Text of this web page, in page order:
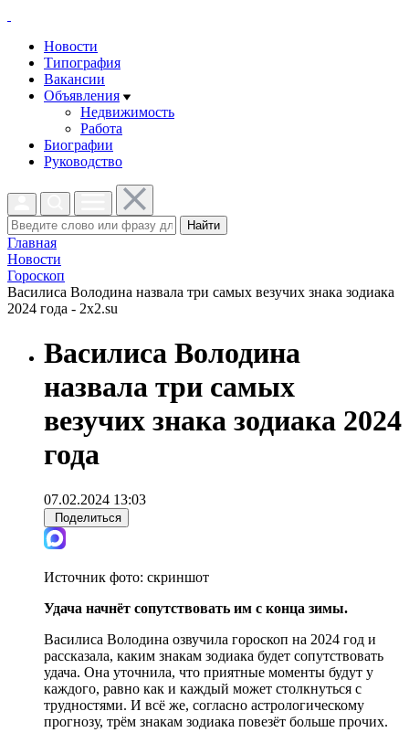
Новости
Типография
Вакансии
Объявления
Недвижимость
Работа
Биографии
Руководство
Найти
Главная
Новости
Гороскоп
Василиса Володина назвала три самых везучих знака зодиака
2024 года - 2x2.su
Василиса Володина
назвала три самых
везучих знака зодиака 2024
года
07.02.2024 13:03
Поделиться
Источник фото: скриншот
Удача начнёт сопутствовать им с конца зимы.
Василиса Володина озвучила гороскоп на 2024 год и
рассказала, каким знакам зодиака будет сопутствовать
удача. Она уточнила, что приятные моменты будут у
каждого, равно как и каждый может столкнуться с
трудностями. И всё же, согласно астрологическому
прогнозу, трём знакам зодиака повезёт больше прочих.